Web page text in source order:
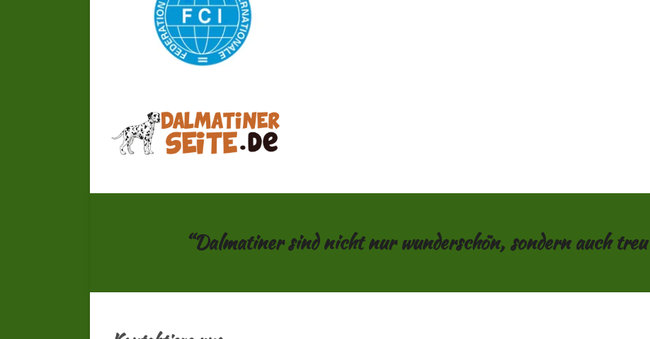
“Dalmatiner sind nicht nur wunderschön, sondern auch